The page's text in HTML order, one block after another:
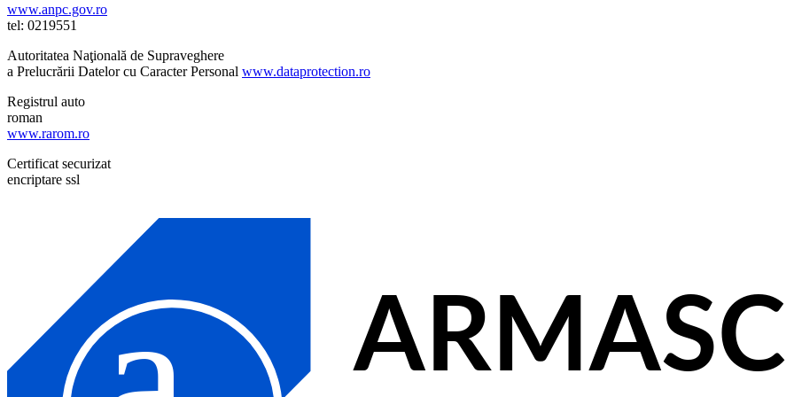
www.anpc.gov.ro
tel: 0219551
Autoritatea Naţională de Supraveghere
a Prelucrării Datelor cu Caracter Personal www.dataprotection.ro
Registrul auto
roman
www.rarom.ro
Certificat securizat
encriptare ssl